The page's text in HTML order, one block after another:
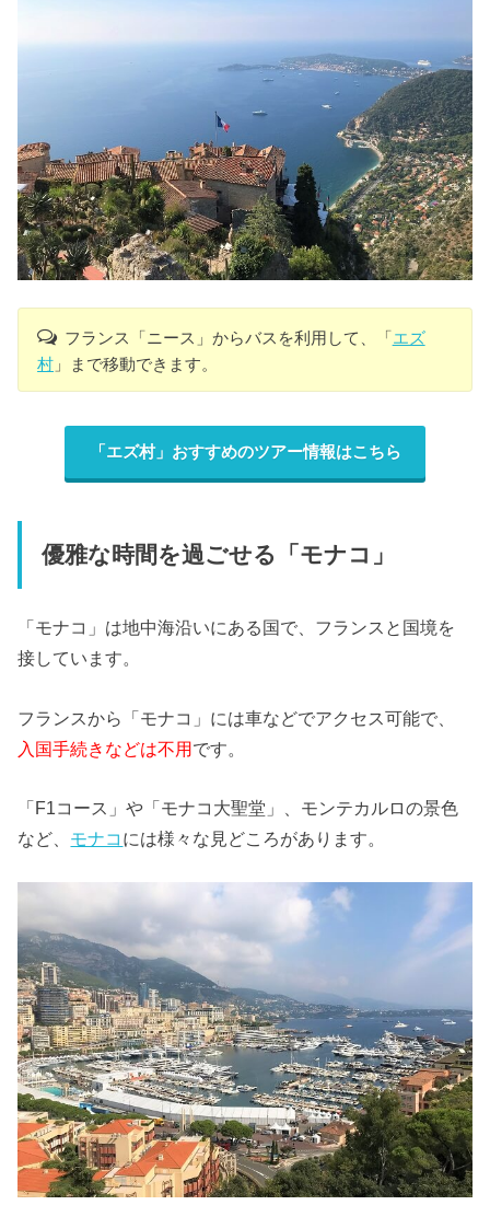
フランス「ニース」からバスを利用して、「エズ
村 」まで移動できます。
「エズ村」おすすめのツアー情報はこちら
優雅な時間を過ごせる「モナコ」
「モナコ」は地中海沿いにある国で、フランスと国境を
接しています。
フランスから「モナコ」には車などでアクセス可能で、
入国手続きなどは不用です。
「F1コース」や「モナコ大聖堂」、モンテカルロの景色
など、 モナコ には様々な見どころがあります。